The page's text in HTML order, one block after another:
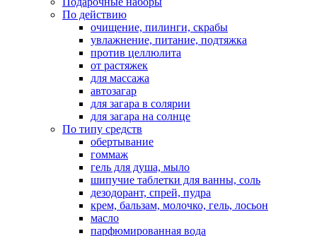
По действию
очищение, пилинги, скрабы
увлажнение, питание, подтяжка
против целлюлита
от растяжек
для массажа
автозагар
для загара в солярии
для загара на солнце
По типу средств
обертывание
гоммаж
гель для душа, мыло
шипучие таблетки для ванны, соль
дезодорант, спрей, пудра
крем, бальзам, молочко, гель, лосьон
масло
парфюмированная вода